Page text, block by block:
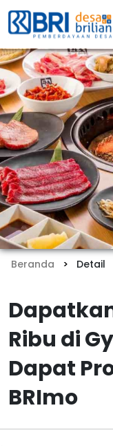
Beranda Detail
Ribu di
Dapat
BRImo